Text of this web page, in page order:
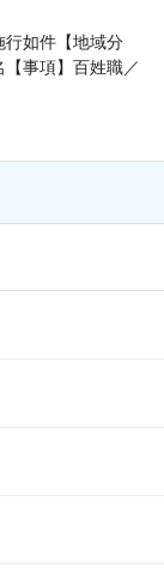
如件【地域分
事項】百姓職／